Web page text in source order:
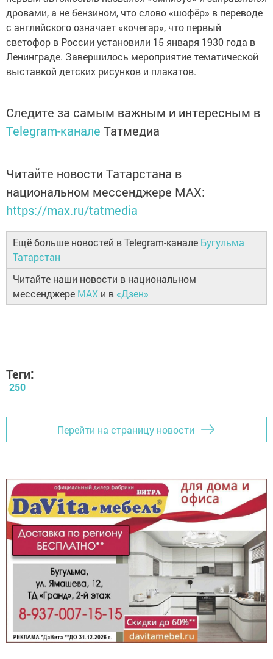
дровами, а не бензином, что слово «шофёр» в переводе
с английского означает «кочегар», что первый
светофор в России установили 15 января 1930 года в
Ленинграде. Завершилось мероприятие тематической
выставкой детских рисунков и плакатов.
Следите за самым важным и интересным в
Telegram-канале Татмедиа
Читайте новости Татарстана в
национальном мессенджере MАХ:
https://max.ru/tatmedia
Ещё больше новостей в Telegram-канале Бугульма
Татарстан
Читайте наши новости в национальном
мессенджере MAX и в «Дзен»
Теги:
250
Перейти на страницу новости